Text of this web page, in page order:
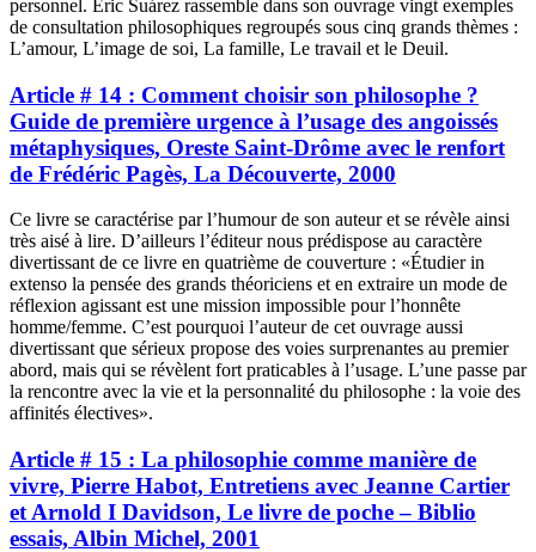
personnel. Éric Suárez rassemble dans son ouvrage vingt exemples
de consultation philosophiques regroupés sous cinq grands thèmes :
L’amour, L’image de soi, La famille, Le travail et le Deuil.
Article # 14 : Comment choisir son philosophe ?
Guide de première urgence à l’usage des angoissés
métaphysiques, Oreste Saint-Drôme avec le renfort
de Frédéric Pagès, La Découverte, 2000
Ce livre se caractérise par l’humour de son auteur et se révèle ainsi
très aisé à lire. D’ailleurs l’éditeur nous prédispose au caractère
divertissant de ce livre en quatrième de couverture : «Étudier in
extenso la pensée des grands théoriciens et en extraire un mode de
réflexion agissant est une mission impossible pour l’honnête
homme/femme. C’est pourquoi l’auteur de cet ouvrage aussi
divertissant que sérieux propose des voies surprenantes au premier
abord, mais qui se révèlent fort praticables à l’usage. L’une passe par
la rencontre avec la vie et la personnalité du philosophe : la voie des
affinités électives».
Article # 15 : La philosophie comme manière de
vivre, Pierre Habot, Entretiens avec Jeanne Cartier
et Arnold I Davidson, Le livre de poche – Biblio
essais, Albin Michel, 2001